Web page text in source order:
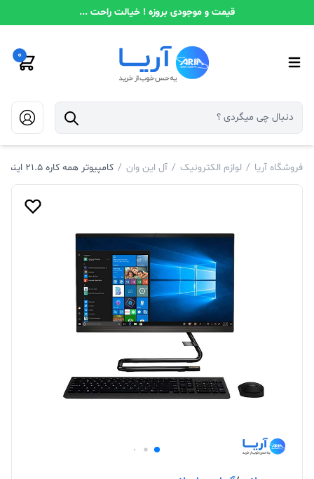
قیمت و موجودی بروزه ! خیالت راحت ...
0
فروشگاه آریا / لوازم الکترونیک / آل این وان / کامپیوتر همه کاره 21.5 اینچی لنوو مدل A340-22IWL